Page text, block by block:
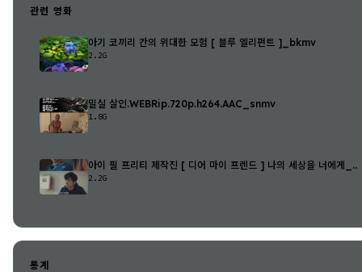
관련 영화
아기 코끼리 칸의 위대한 모험 [ 블루 엘리펀트 ]_bkmv
2.2G
밀실 살인.WEBRip.720p.h264.AAC_snmv
1.8G
아이 필 프리티 제작진 [ 디어 마이 프렌드 ] 나의 세상을 너에게_..
2.2G
통계